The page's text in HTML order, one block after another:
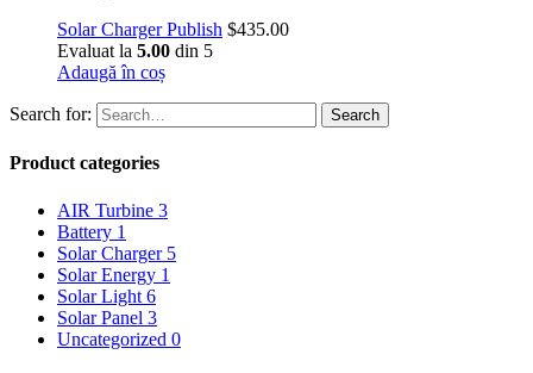
Solar Charger Publish $435.00
Evaluat la 5.00 din 5
Adaugă în coș
Search for: Search
Product categories
AIR Turbine 3
Battery 1
Solar Charger 5
Solar Energy 1
Solar Light 6
Solar Panel 3
Uncategorized 0